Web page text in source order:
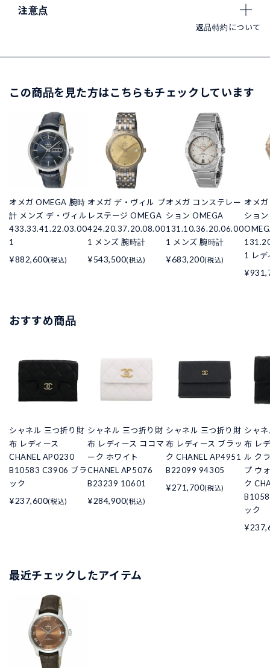
注意点
返品特約について
この商品を見た方はこちらもチェックしています
オメガ OMEGA 腕時
計 メンズ デ・ヴィル
433.33.41.22.03.00
1
¥882,600(税込)
オメガ デ・ヴィル プ
レステージ OMEGA
424.20.37.20.08.00
1 メンズ 腕時計
¥543,500(税込)
オメガ コンステレー
ション OMEGA
131.10.36.20.06.00
1 メンズ 腕時計
¥683,200(税込)
オメ
ショ
1 レデ
おすすめ商品
シャネル 三つ折り財
布 レディース
CHANEL AP0230
B10583 C3906 ブラ
ック
¥237,600(税込)
シャネル 三つ折り財
布 レディース ココマ
ーク ホワイト
CHANEL AP5076
B23239 10601
¥284,900(税込)
シャネル 三つ折り財
布 レディース ブラッ
ク CHANEL AP4951
B22099 94305
¥271,700(税込)
シャ
布 レ
ル ク
プ ウ
ク
ック
最近チェックしたアイテム